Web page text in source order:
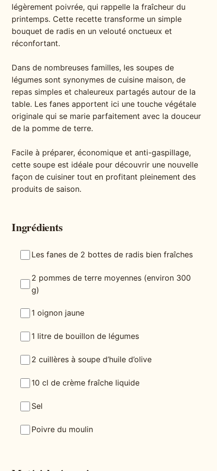
légèrement poivrée, qui rappelle la fraîcheur du
printemps. Cette recette transforme un simple
bouquet de radis en un velouté onctueux et
réconfortant.
Dans de nombreuses familles, les soupes de
légumes sont synonymes de cuisine maison, de
repas simples et chaleureux partagés autour de la
table. Les fanes apportent ici une touche végétale
originale qui se marie parfaitement avec la douceur
de la pomme de terre.
Facile à préparer, économique et anti-gaspillage,
cette soupe est idéale pour découvrir une nouvelle
façon de cuisiner tout en profitant pleinement des
produits de saison.
Ingrédients
Les fanes de 2 bottes de radis bien fraîches
2 pommes de terre moyennes (environ 300
g)
1 oignon jaune
1 litre de bouillon de légumes
2 cuillères à soupe d’huile d’olive
10 cl de crème fraîche liquide
Sel
Poivre du moulin